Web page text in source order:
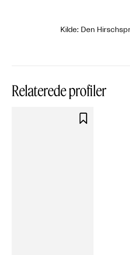
Kilde: Den
Relaterede profiler
